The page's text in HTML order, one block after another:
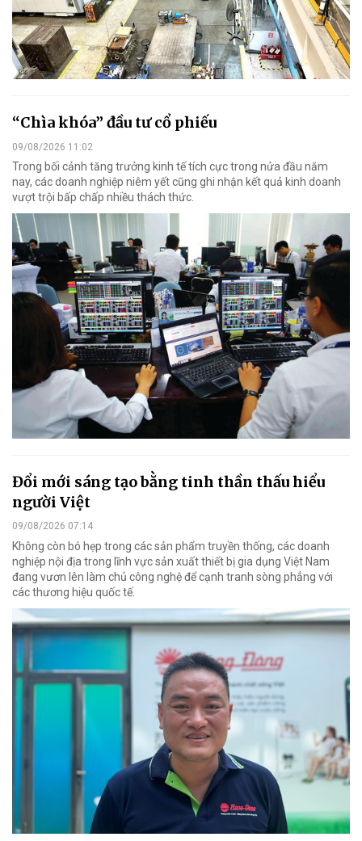
“Chìa khóa” đầu tư cổ phiếu
09/08/2026 11:02
Trong bối cảnh tăng trưởng kinh tế tích cực trong nửa đầu năm
nay, các doanh nghiệp niêm yết cũng ghi nhận kết quả kinh doanh
vượt trội bấp chấp nhiều thách thức.
Đổi mới sáng tạo bằng tinh thần thấu hiểu
người Việt
09/08/2026 07:14
Không còn bó hẹp trong các sản phẩm truyền thống, các doanh
nghiệp nội địa trong lĩnh vực sản xuất thiết bị gia dụng Việt Nam
đang vươn lên làm chủ công nghệ để cạnh tranh sòng phẳng với
các thương hiệu quốc tế.